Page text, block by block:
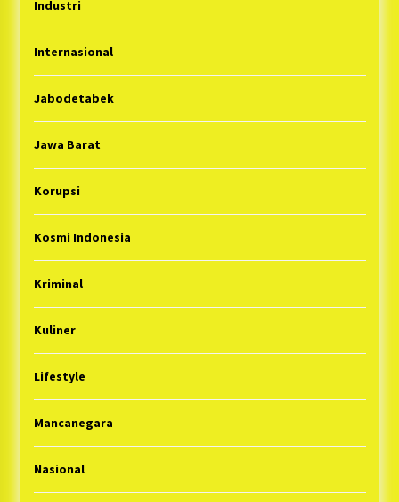
Industri
Internasional
Jabodetabek
Jawa Barat
Korupsi
Kosmi Indonesia
Kriminal
Kuliner
Lifestyle
Mancanegara
Nasional